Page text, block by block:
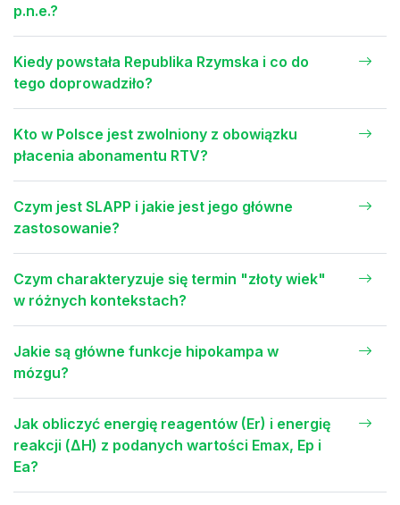
p.n.e.?
Kiedy powstała Republika Rzymska i co do
tego doprowadziło?
Kto w Polsce jest zwolniony z obowiązku
płacenia abonamentu RTV?
Czym jest SLAPP i jakie jest jego główne
zastosowanie?
Czym charakteryzuje się termin "złoty wiek"
w różnych kontekstach?
Jakie są główne funkcje hipokampa w
mózgu?
Jak obliczyć energię reagentów (Er) i energię
reakcji (ΔH) z podanych wartości Emax, Ep i
Ea?